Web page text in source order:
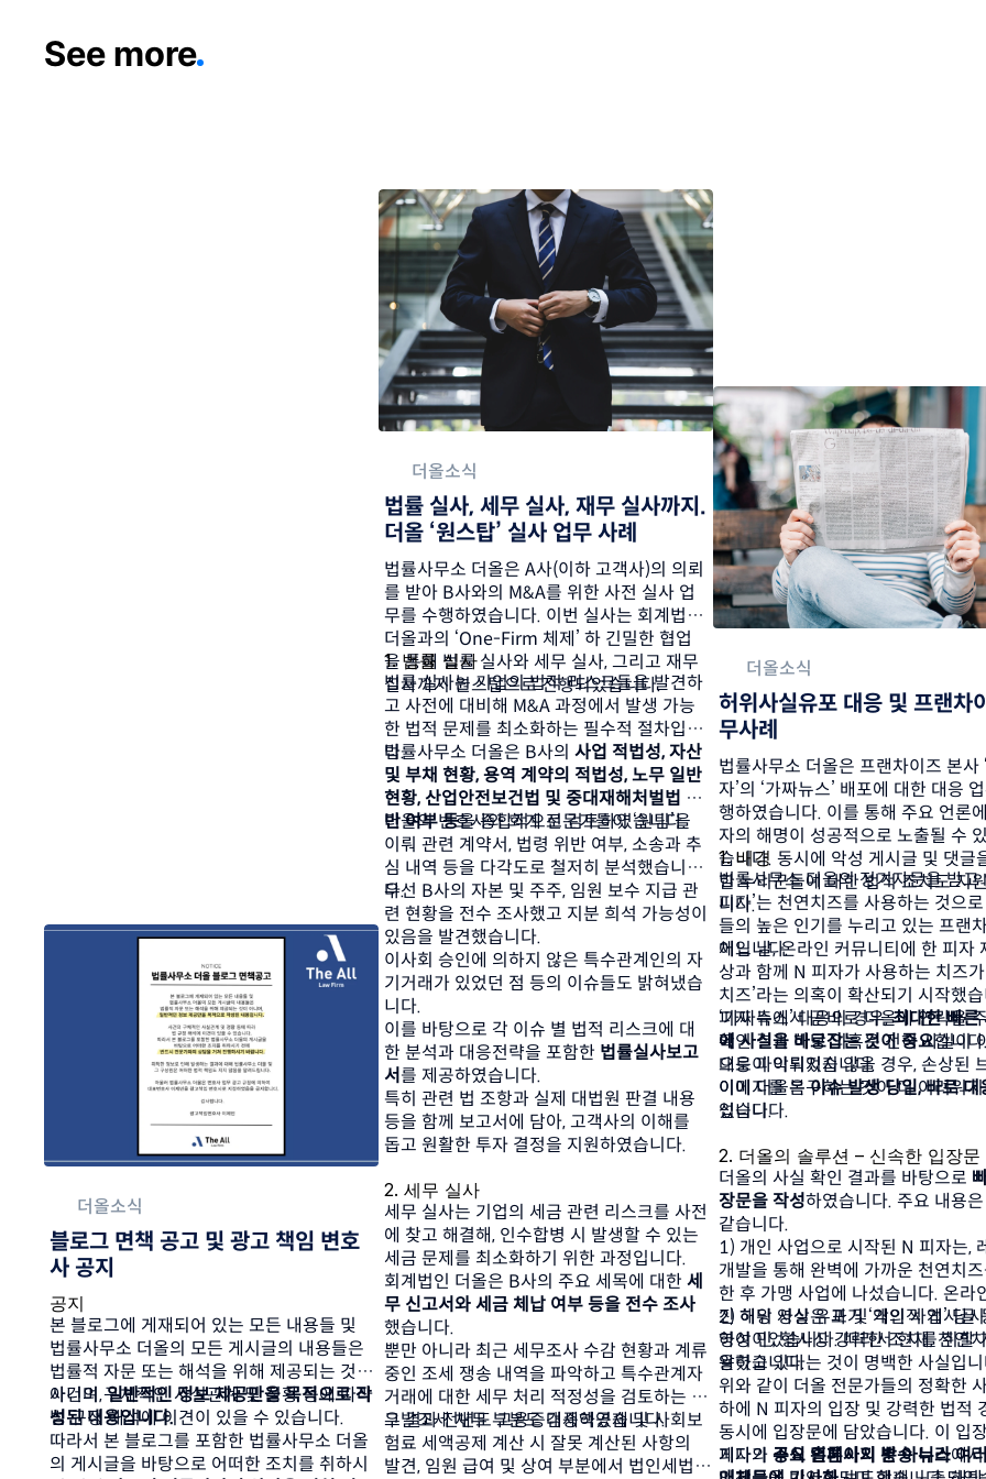
See more
블로그 면책 공고 및 광고 책임 변호
사 공지
더올소식
공지
본 블로그에 게재되어 있는 모든 내용들 및
법률사무소 더올의 모든 게시글의 내용들은
법률적 자문 또는 해석을 위해 제공되는 것이
아니며, 일반적인 정보 제공만을 목적으로 작
성된 내용입니다.
사건의 구체적인 사실관계 및 정황 등에 따라
법 규정 해석에 이견이 있을 수 있습니다.
따라서 본 블로그를 포함한 법률사무소 더올
의 게시글을 바탕으로 어떠한 조치를 취하시
법률 실사, 세무 실사, 재무 실사까지.
더올소식
법률사무소 더올은 A사(이하 고객사)의 의뢰
를 받아 B사와의 M&A를 위한 사전 실사 업
무를 수행하였습니다. 이번 실사는 회계법인
더올과의 ‘One-Firm 체제’ 하 긴밀한 협업
을 통해 법률 실사와 세무 실사, 그리고 재무
실사까지 원스탑으로 진행되었습니다.
1. 법률 실사
법률 실사는 기업의 법적 리스크들을 발견하
고 사전에 대비해 M&A 과정에서 발생 가능
한 법적 문제를 최소화하는 필수적 절차입니
다.
법률사무소 더올은 B사의 사업 적법성, 자산
및 부채 현황, 용역 계약의 적법성, 노무 일반
현황, 산업안전보건법 및 중대재해처벌법 위
반 여부 등을 종합적으로 검토하였습니다.
더올의 변호사와 회계 전문가들이 ‘원팀’을
이뤄 관련 계약서, 법령 위반 여부, 소송과 추
심 내역 등을 다각도로 철저히 분석했습니
다.
우선 B사의 자본 및 주주, 임원 보수 지급 관
련 현황을 전수 조사했고 지분 희석 가능성이
있음을 발견했습니다.
이사회 승인에 의하지 않은 특수관계인의 자
기거래가 있었던 점 등의 이슈들도 밝혀냈습
니다.
이를 바탕으로 각 이슈 별 법적 리스크에 대
한 분석과 대응전략을 포함한 법률실사보고
서를 제공하였습니다.
특히 관련 법 조항과 실제 대법원 판결 내용
등을 함께 보고서에 담아, 고객사의 이해를
돕고 원활한 투자 결정을 지원하였습니다.
2. 세무 실사
세무 실사는 기업의 세금 관련 리스크를 사전
에 찾고 해결해, 인수합병 시 발생할 수 있는
세금 문제를 최소화하기 위한 과정입니다.
회계법인 더올은 B사의 주요 세목에 대한 세
무 신고서와 세금 체납 여부 등을 전수 조사
했습니다.
뿐만 아니라 최근 세무조사 수감 현황과 계류
중인 조세 쟁송 내역을 파악하고 특수관계자
거래에 대한 세무 처리 적정성을 검토하는 등
우발조세 채무 부분도 검증하였습니다.
그 결과 전년도 고용증대세액공제 및 사회보
험료 세액공제 계산 시 잘못 계산된 사항의
발견, 임원 급여 및 상여 부분에서 법인세법
허위사실유포 대응 및 프랜차
무사례
더올소식
법률사무소 더올은 프랜차이즈 본사
자’의 ‘가짜뉴스’ 배포에 대한 대응
행하였습니다. 이를 통해 주요 언론
자의 해명이 성공적으로 노출될 수
습니다. 동시에 악성 게시글 및 댓글
한 누리꾼들에 대한 법적 조치도 지
니다.
1. 배경
법률사무소 더올의 정기자문을 받고
피자’는 천연치즈를 사용하는 것으
들의 높은 인기를 누리고 있는 프랜
체입니다.
어느 날, 온라인 커뮤니티에 한 피자
상과 함께 N 피자가 사용하는 치즈가
치즈’라는 의혹이 확산되기 시작했
피자 측에서 곧바로 더올에 연락을
확인 결과 해당 의혹은 전혀 사실이
으로 파악되었습니다.
‘가짜뉴스’ 대응의 경우, 최대한 빠른
에 사실을 바로잡는 것이 중요합니
대응이 이뤄지지 않을 경우, 손상된
이미지를 복구하는 것이 더 어려워
입니다.
이에 더올은 이슈 발생 당일, 바로 대
섰습니다.
2. 더올의 솔루션 – 신속한 입장문
더올의 사실 확인 결과를 바탕으로
장문을 작성하였습니다. 주요 내용
같습니다.
1) 개인 사업으로 시작된 N 피자는,
개발을 통해 완벽에 가까운 천연치
한 후 가맹 사업에 나섰습니다. 온라
진 해당 영상은 과거 ‘개인 사업’ 당
영상이었습니다. 따라서 현재, 천연
용하고 있다는 것이 명백한 사실입
2) 허위 사실 유포 및 악의적 게시글
하여 민, 형사상 강력한 조치를 취할
알렸습니다.
위와 같이 더올 전문가들의 정확한
하에 N 피자의 입장 및 강력한 법적
동시에 입장문에 담았습니다. 이 입
피자의 공식 홈페이지 뿐 아니라 여
게다가 주요 언론사의 방송 뉴스에